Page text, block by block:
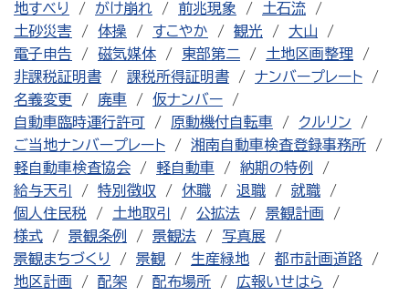
地すべり
がけ崩れ 前兆現象
土石流
土砂災害
体操 すこやか 観光
大山
電子申告
磁気媒体 東部第二
土地区画整理
非課税証明書
課税所得証明書
ナンバープレート
名義変更
廃車
仮ナンバー
自動車臨時運行許可
原動機付自転車
クルリン
ご当地ナンバープレート
湘南自動車検査登録事務所
軽自動車検査協会
軽自動車
納期の特例
給与天引
特別徴収 休職 退職
就職
個人住民税
土地取引 公拡法
景観計画
様式
景観条例 景観法
写真展
景観まちづくり
景観 生産緑地
都市計画道路
地区計画
配架 配布場所
広報いせはら